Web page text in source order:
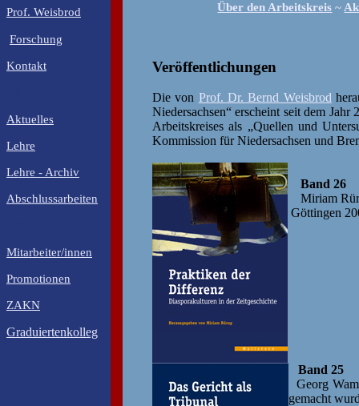
Prof. Weisbrod
Forschung
Kontakt
Aktuelles
Lehre
Lehre - Archiv
Abschlussarbeiten
Mitarbeiter/innen
Promotionen
ZAKN
Graduiertenkolleg
Über den Arbeitskreis ~
Veröffentlichungen
Die von Prof. Dr. Bernd Weisbrod
Niedersachsen“ erscheint seit dem
Arbeitskreises als „Quellen und
Kommission für Niedersachsen und
Band 26
Miriam
Göttingen
Band 25
Georg
gemacht